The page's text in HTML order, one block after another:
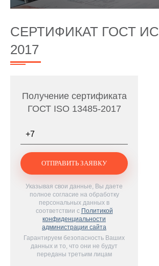
СЕРТИФИКАТ ГОСТ
2017
Получение сертификата
ГОСТ ISO 13485-2017
Телефон
Указывая свои данные, Вы даете
полное согласие на обработку
персональных данных в
соответствии с Политикой
конфиденциальности
администрации сайта
Гарантируем безопасность Ваших
данных и то, что они не будут
переданы третьим лицам